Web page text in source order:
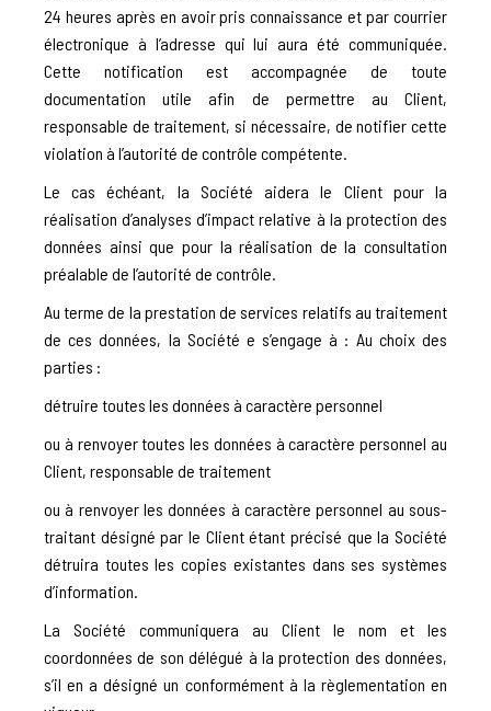
24 heures après en avoir pris connaissance et par courrier
électronique à l’adresse qui lui aura été communiquée.
Cette notification est accompagnée de toute
documentation utile afin de permettre au Client,
responsable de traitement, si nécessaire, de notifier cette
violation à l’autorité de contrôle compétente.
Le cas échéant, la Société aidera le Client pour la
réalisation d’analyses d’impact relative à la protection des
données ainsi que pour la réalisation de la consultation
préalable de l’autorité de contrôle.
Au terme de la prestation de services relatifs au traitement
de ces données, la Société e s’engage à : Au choix des
parties :
détruire toutes les données à caractère personnel
ou à renvoyer toutes les données à caractère personnel au
Client, responsable de traitement
ou à renvoyer les données à caractère personnel au sous-
traitant désigné par le Client étant précisé que la Société
détruira toutes les copies existantes dans ses systèmes
d’information.
La Société communiquera au Client le nom et les
coordonnées de son délégué à la protection des données,
s’il en a désigné un conformément à la règlementation en